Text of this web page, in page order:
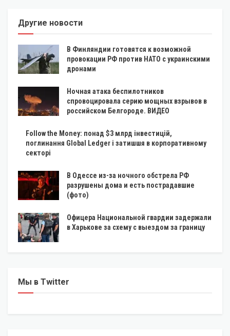
Другие новости
В Финляндии готовятся к возможной
провокации РФ против НАТО с украинскими
дронами
Ночная атака беспилотников
спровоцировала серию мощных взрывов в
российском Белгороде. ВИДЕО
Follow the Money: понад $3 млрд інвестицій,
поглинання Global Ledger і затишшя в корпоративному
секторі
В Одессе из-за ночного обстрела РФ
разрушены дома и есть пострадавшие
(фото)
Офицера Национальной гвардии задержали
в Харькове за схему с выездом за границу
Мы в Twitter